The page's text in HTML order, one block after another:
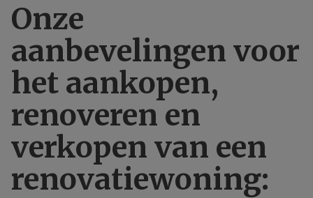
Onze
aanbevelingen voor
het aankopen,
renoveren en
verkopen van een
renovatiewoning: